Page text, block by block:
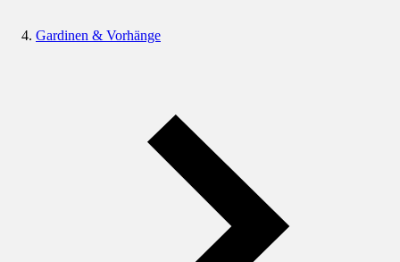
Gardinen & Vorhänge